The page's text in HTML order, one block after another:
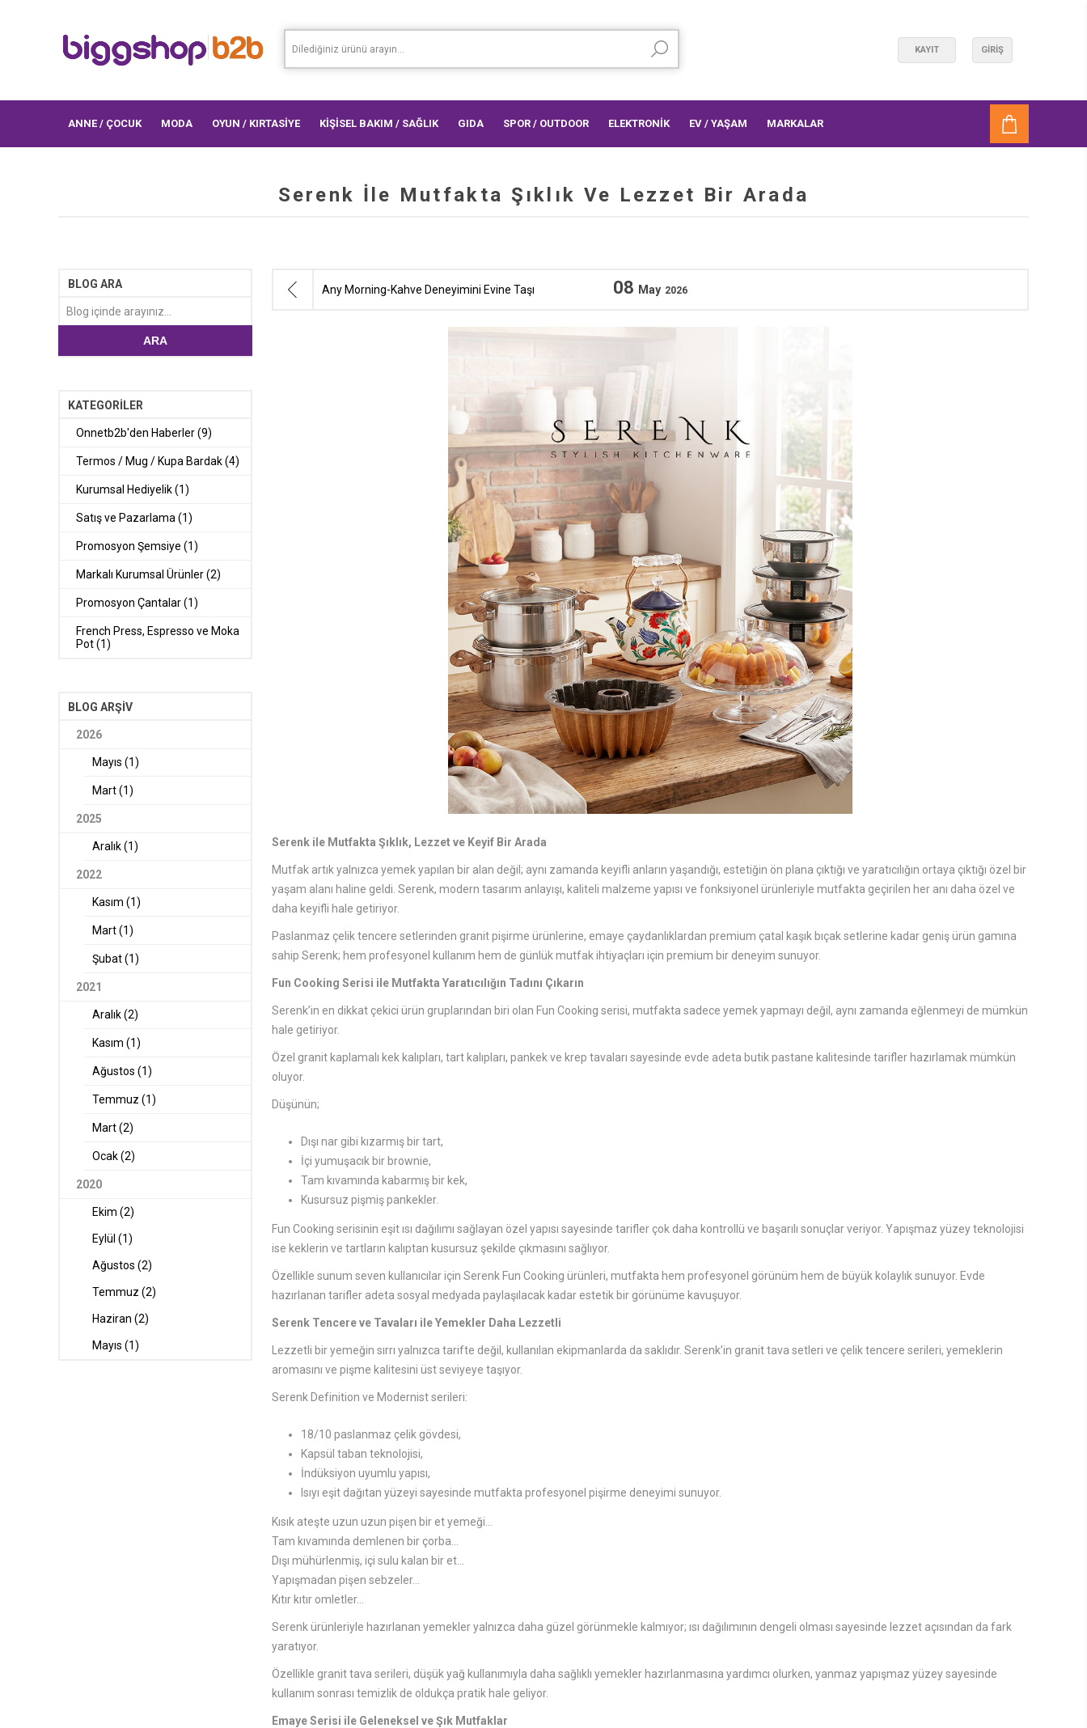
KAYIT GIRIŞ
ANNE / ÇOCUK MODA OYUN / KIRTASİYE KİŞİSEL BAKIM / SAĞLIK GIDA SPOR / OUTDOOR ELEKTRONİK EV / YAŞAM MARKALAR
Any Morning-Kahve Deneyimini Evine Taşı
Serenk İle Mutfakta Şıklık Ve Lezzet Bir Arada
08 May 2026
Serenk ile Mutfakta Şıklık, Lezzet ve Keyif Bir Arada
Mutfak artık yalnızca yemek yapılan bir alan değil; aynı zamanda keyifli anların yaşandığı, estetiğin ön plana çıktığı ve yaratıcılığın ortaya çıktığı özel bir
yaşam alanı haline geldi. Serenk, modern tasarım anlayışı, kaliteli malzeme yapısı ve fonksiyonel ürünleriyle mutfakta geçirilen her anı daha özel ve
daha keyifli hale getiriyor.
Paslanmaz çelik tencere setlerinden granit pişirme ürünlerine, emaye çaydanlıklardan premium çatal kaşık bıçak setlerine kadar geniş ürün gamına
sahip Serenk; hem profesyonel kullanım hem de günlük mutfak ihtiyaçları için premium bir deneyim sunuyor.
Fun Cooking Serisi ile Mutfakta Yaratıcılığın Tadını Çıkarın
Serenk’in en dikkat çekici ürün gruplarından biri olan Fun Cooking serisi, mutfakta sadece yemek yapmayı değil, aynı zamanda eğlenmeyi de mümkün
hale getiriyor.
Özel granit kaplamalı kek kalıpları, tart kalıpları, pankek ve krep tavaları sayesinde evde adeta butik pastane kalitesinde tarifler hazırlamak mümkün
oluyor.
Düşünün;
Dışı nar gibi kızarmış bir tart,
İçi yumuşacık bir brownie,
Tam kıvamında kabarmış bir kek,
Kusursuz pişmiş pankekler.
Fun Cooking serisinin eşit ısı dağılımı sağlayan özel yapısı sayesinde tarifler çok daha kontrollü ve başarılı sonuçlar veriyor. Yapışmaz yüzey teknolojisi
ise keklerin ve tartların kalıptan kusursuz şekilde çıkmasını sağlıyor.
Özellikle sunum seven kullanıcılar için Serenk Fun Cooking ürünleri, mutfakta hem profesyonel görünüm hem de büyük kolaylık sunuyor. Evde
hazırlanan tarifler adeta sosyal medyada paylaşılacak kadar estetik bir görünüme kavuşuyor.
Serenk Tencere ve Tavaları ile Yemekler Daha Lezzetli
Lezzetli bir yemeğin sırrı yalnızca tarifte değil, kullanılan ekipmanlarda da saklıdır. Serenk’in granit tava setleri ve çelik tencere serileri, yemeklerin
aromasını ve pişme kalitesini üst seviyeye taşıyor.
Serenk Definition ve Modernist serileri:
18/10 paslanmaz çelik gövdesi,
Kapsül taban teknolojisi,
İndüksiyon uyumlu yapısı,
Isıyı eşit dağıtan yüzeyi sayesinde mutfakta profesyonel pişirme deneyimi sunuyor.
Kısık ateşte uzun uzun pişen bir et yemeği…
Tam kıvamında demlenen bir çorba…
Dışı mühürlenmiş, içi sulu kalan bir et…
Yapışmadan pişen sebzeler…
Kıtır kıtır omletler…
Serenk ürünleriyle hazırlanan yemekler yalnızca daha güzel görünmekle kalmıyor; ısı dağılımının dengeli olması sayesinde lezzet açısından da fark
yaratıyor.
Özellikle granit tava serileri, düşük yağ kullanımıyla daha sağlıklı yemekler hazırlanmasına yardımcı olurken, yanmaz yapışmaz yüzey sayesinde
kullanım sonrası temizlik de oldukça pratik hale geliyor.
Emaye Serisi ile Geleneksel ve Şık Mutfaklar
BLOG ARA
ARA
KATEGORILER
Onnetb2b'den Haberler (9)
Termos / Mug / Kupa Bardak (4)
Kurumsal Hediyelik (1)
Satış ve Pazarlama (1)
Promosyon Şemsiye (1)
Markalı Kurumsal Ürünler (2)
Promosyon Çantalar (1)
French Press, Espresso ve Moka
Pot (1)
BLOG ARŞIV
2026
Mayıs (1)
Mart (1)
2025
Aralık (1)
2022
Kasım (1)
Mart (1)
Şubat (1)
2021
Aralık (2)
Kasım (1)
Ağustos (1)
Temmuz (1)
Mart (2)
Ocak (2)
2020
Ekim (2)
Eylül (1)
Ağustos (2)
Temmuz (2)
Haziran (2)
Mayıs (1)